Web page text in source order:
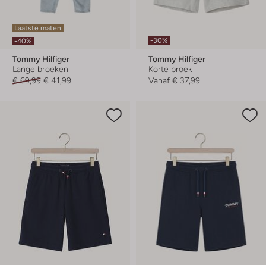
Laatste maten
-40%
Tommy Hilfiger
Lange broeken
€ 69,99 € 41,99
-30%
Tommy Hilfiger
Korte broek
Vanaf € 37,99